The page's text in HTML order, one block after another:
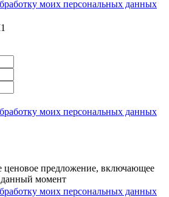
моих персональных данных
моих персональных данных
ценовое предложение, включающее
момент
моих персональных данных